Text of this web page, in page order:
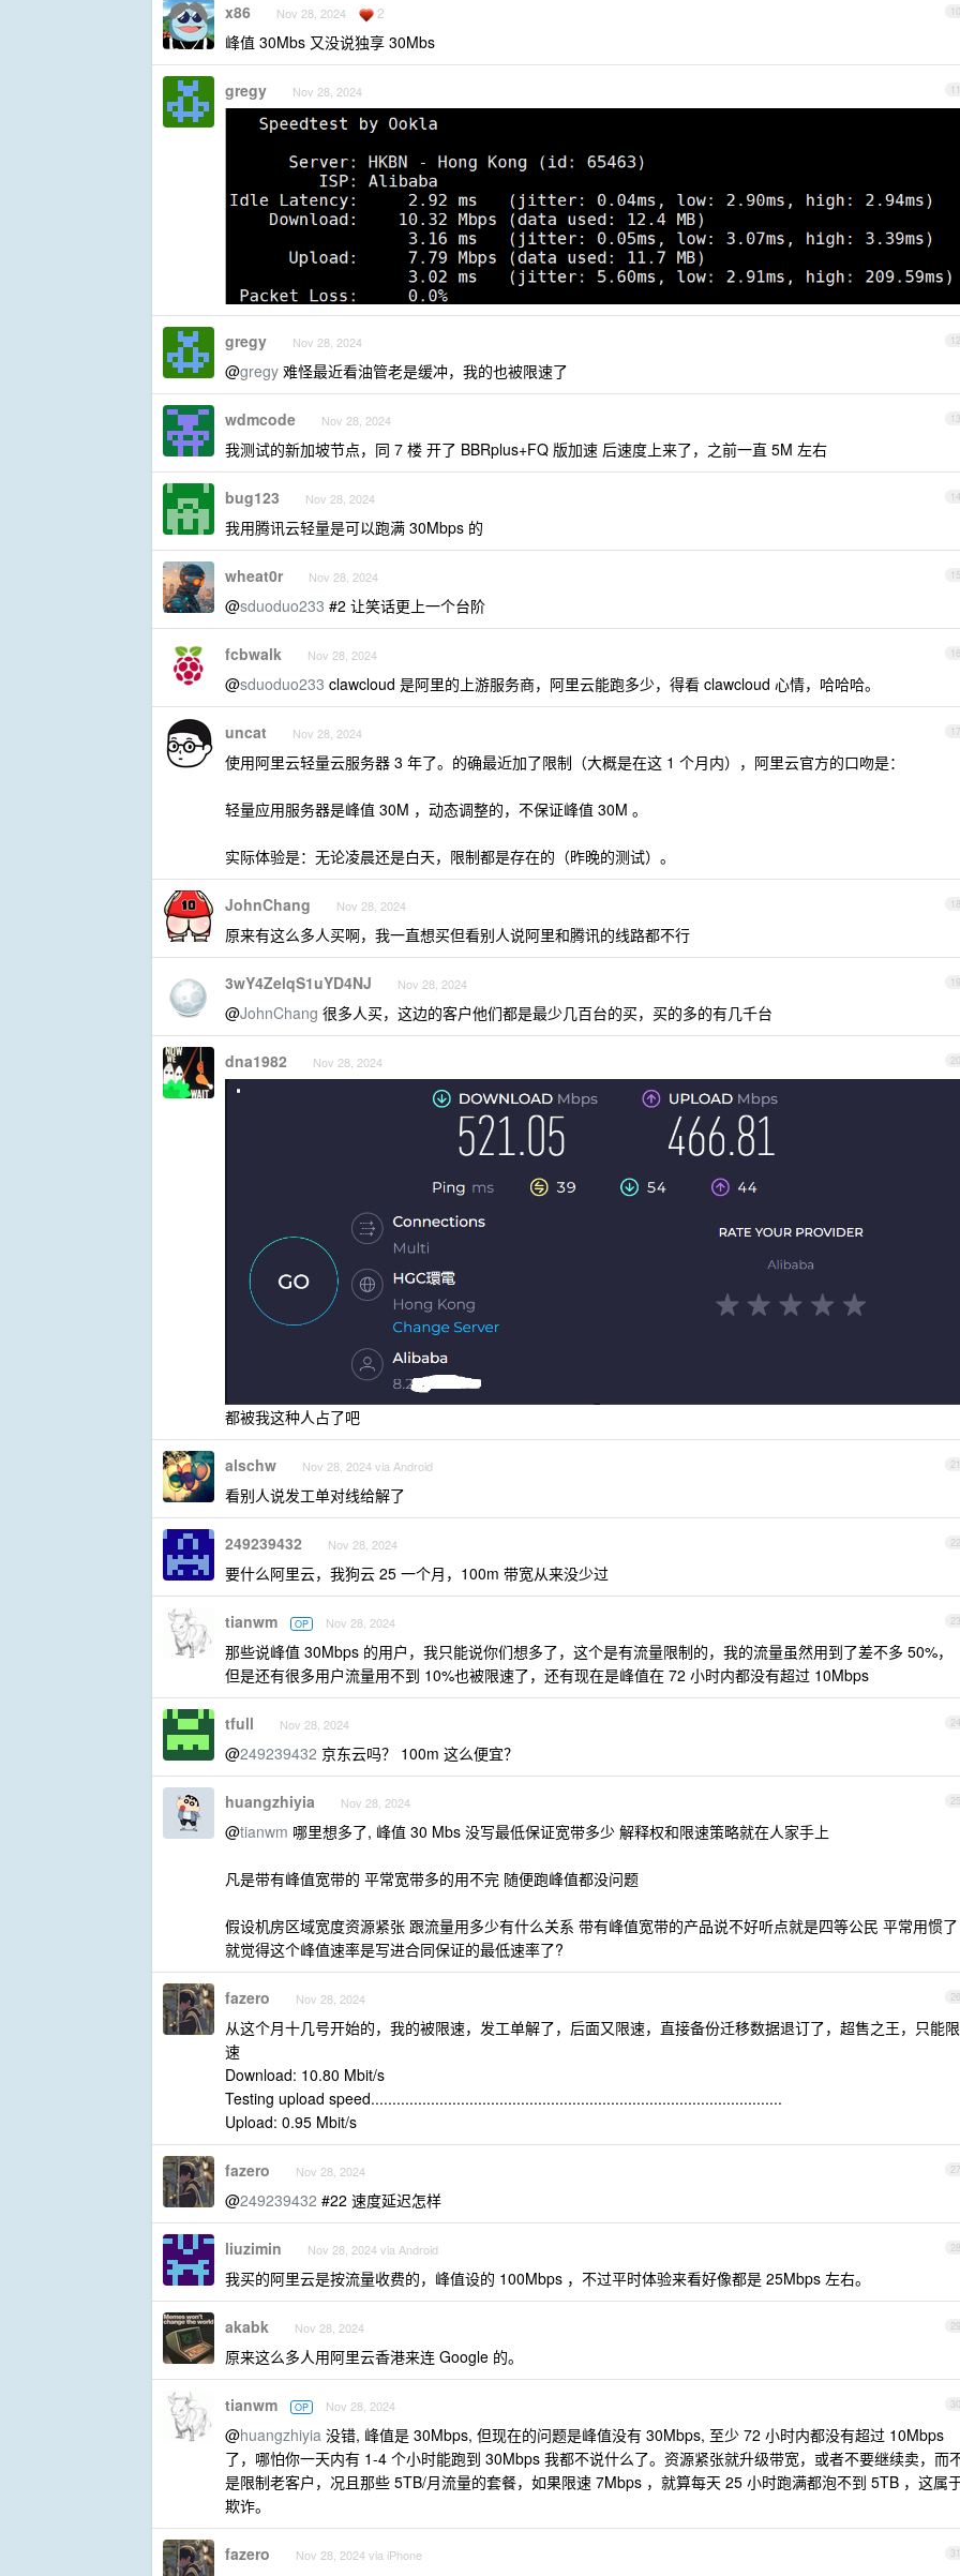
10
x86 Nov 28, 2024 2
峰值 30Mbs 又没说独享 30Mbs
11
gregy Nov 28, 2024
12
gregy Nov 28, 2024
@gregy 难怪最近看油管老是缓冲，我的也被限速了
13
wdmcode Nov 28, 2024
我测试的新加坡节点，同 7 楼 开了 BBRplus+FQ 版加速 后速度上来了，之前一直 5M 左右
14
bug123 Nov 28, 2024
我用腾讯云轻量是可以跑满 30Mbps 的
15
wheat0r Nov 28, 2024
@sduoduo233 #2 让笑话更上一个台阶
16
fcbwalk Nov 28, 2024
@sduoduo233 clawcloud 是阿里的上游服务商，阿里云能跑多少，得看 clawcloud 心情，哈哈哈。
17
uncat Nov 28, 2024
使用阿里云轻量云服务器 3 年了。的确最近加了限制（大概是在这 1 个月内），阿里云官方的口吻是：
轻量应用服务器是峰值 30M ，动态调整的，不保证峰值 30M 。
实际体验是：无论凌晨还是白天，限制都是存在的（昨晚的测试）。
18
JohnChang Nov 28, 2024
原来有这么多人买啊，我一直想买但看别人说阿里和腾讯的线路都不行
19
3wY4ZelqS1uYD4NJ Nov 28, 2024
@JohnChang 很多人买，这边的客户他们都是最少几百台的买，买的多的有几千台
20
dna1982 Nov 28, 2024
都被我这种人占了吧
21
alschw Nov 28, 2024 via Android
看别人说发工单对线给解了
22
249239432 Nov 28, 2024
要什么阿里云，我狗云 25 一个月，100m 带宽从来没少过
23
tianwm OP Nov 28, 2024
那些说峰值 30Mbps 的用户，我只能说你们想多了，这个是有流量限制的，我的流量虽然用到了差不多 50%，
但是还有很多用户流量用不到 10%也被限速了，还有现在是峰值在 72 小时内都没有超过 10Mbps
24
tfull Nov 28, 2024
@249239432 京东云吗？ 100m 这么便宜？
25
huangzhiyia Nov 28, 2024
@tianwm 哪里想多了, 峰值 30 Mbs 没写最低保证宽带多少 解释权和限速策略就在人家手上
凡是带有峰值宽带的 平常宽带多的用不完 随便跑峰值都没问题
假设机房区域宽度资源紧张 跟流量用多少有什么关系 带有峰值宽带的产品说不好听点就是四等公民 平常用惯了
就觉得这个峰值速率是写进合同保证的最低速率了?
26
fazero Nov 28, 2024
从这个月十几号开始的，我的被限速，发工单解了，后面又限速，直接备份迁移数据退订了，超售之王，只能限
速
Download: 10.80 Mbit/s
Testing upload speed................................................................................................
Upload: 0.95 Mbit/s
27
fazero Nov 28, 2024
@249239432 #22 速度延迟怎样
28
liuzimin Nov 28, 2024 via Android
我买的阿里云是按流量收费的，峰值设的 100Mbps ，不过平时体验来看好像都是 25Mbps 左右。
29
akabk Nov 28, 2024
原来这么多人用阿里云香港来连 Google 的。
30
tianwm OP Nov 28, 2024
@huangzhiyia 没错, 峰值是 30Mbps, 但现在的问题是峰值没有 30Mbps, 至少 72 小时内都没有超过 10Mbps
了，哪怕你一天内有 1-4 个小时能跑到 30Mbps 我都不说什么了。资源紧张就升级带宽，或者不要继续卖，而
是限制老客户，况且那些 5TB/月流量的套餐，如果限速 7Mbps ，就算每天 25 小时跑满都泡不到 5TB ，这属
欺诈。
31
fazero Nov 28, 2024 via iPhone